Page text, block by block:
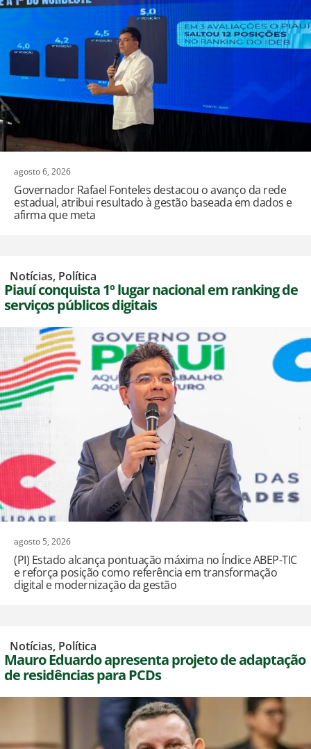
agosto 6, 2026
Governador Rafael Fonteles destacou o avanço da rede
estadual, atribui resultado à gestão baseada em dados e
afirma que meta
Notícias, Política
Piauí conquista 1º lugar nacional em ranking de
serviços públicos digitais
agosto 5, 2026
(PI) Estado alcança pontuação máxima no Índice ABEP-TIC
e reforça posição como referência em transformação
digital e modernização da gestão
Notícias, Política
Mauro Eduardo apresenta projeto de adaptação
de residências para PCDs